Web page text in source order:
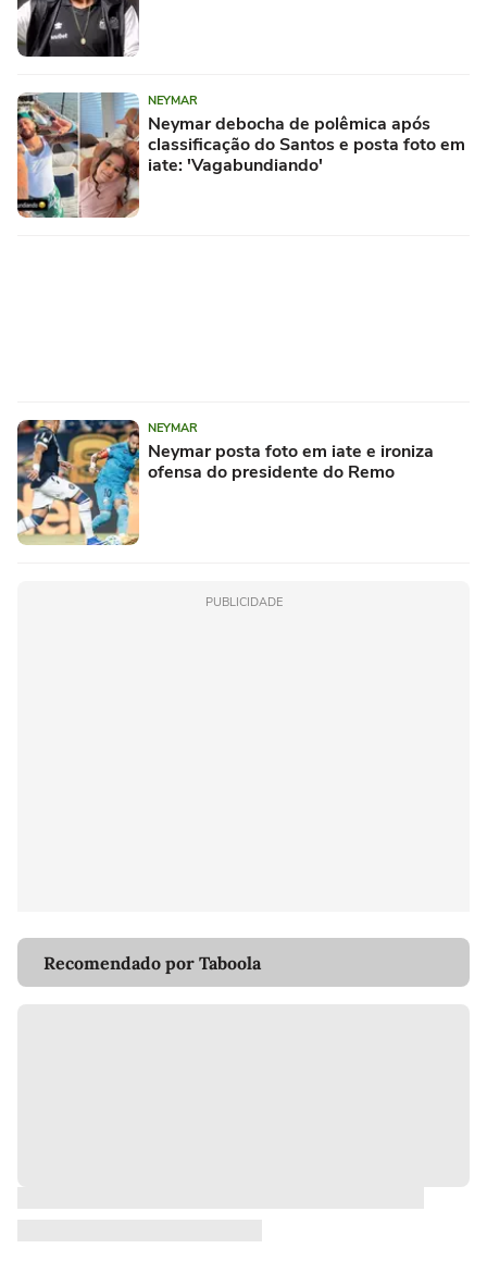
NEYMAR
Neymar debocha de polêmica após
classificação do Santos e posta foto em
iate: 'Vagabundiando'
NEYMAR
Neymar posta foto em iate e ironiza
ofensa do presidente do Remo
PUBLICIDADE
Recomendado por Taboola